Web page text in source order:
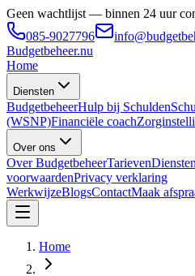
Geen wachtlijst — binnen 24 uur
085-9027796
Budgetbeheer.nu
Home
Diensten
BudgetbeheerHulp bij Schulden
(WSNP)Financiële coach
Over ons
Over BudgetbeheerTarieven
voorwaardenPrivacy verklaring
WerkwijzeBlogsContactMaak
Home